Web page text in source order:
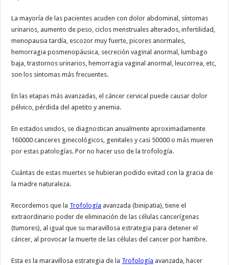
La mayoría de las pacientes acuden con dolor abdominal, síntomas
urinarios, aumento de peso, ciclos menstruales alterados, infertilidad,
menopausia tardía, escozor muy fuerte, picores anormales,
hemorragia posmenopáusica, secreción vaginal anormal, lumbago
baja, trastornos urinarios, hemorragia vaginal anormal, leucorrea, etc,
son los sintomas más frecuentes.
En las etapas más avanzadas, el cáncer cervical puede causar dolor
pélvico, pérdida del apetito y anemia.
En estados unidos, se diagnostican anualmente aproximadamente
160000 canceres ginecológicos, genitales y casi 50000 o más mueren
por estas patologías. Por no hacer uso de la trofología.
Cuántas de estas muertes se hubieran podido evitad con la gracia de
la madre naturaleza.
Recordemos que la Trofología avanzada (binipatia), tiene el
extraordinario poder de eliminación de las células cancerígenas
(tumores), al igual que su maravillosa estrategia para detener el
cáncer, al provocar la muerte de las células del cancer por hambre.
Esta es la maravillosa estrategia de la Trofología avanzada, hacer